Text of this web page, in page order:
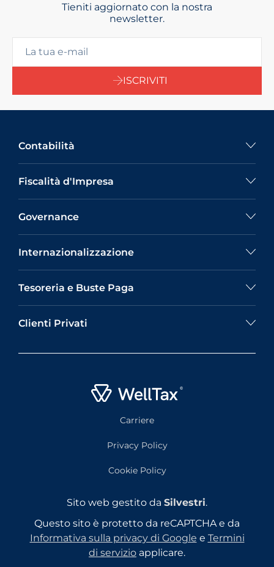
Tieniti aggiornato con la nostra
newsletter.
ISCRIVITI
Contabilità
Fiscalità d'Impresa
Governance
Internazionalizzazione
Tesoreria e Buste Paga
Clienti Privati
Carriere
Privacy Policy
Cookie Policy
Sito web gestito da Silvestri.
Questo sito è protetto da reCAPTCHA e da
Informativa sulla privacy di Google e Termini
di servizio applicare.